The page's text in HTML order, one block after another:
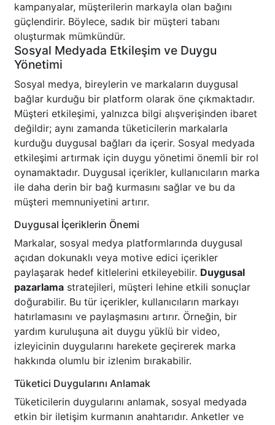
kampanyalar, müşterilerin markayla olan bağını
güçlendirir. Böylece, sadık bir müşteri tabanı
oluşturmak mümkündür.
Sosyal Medyada Etkileşim ve Duygu
Yönetimi
Sosyal medya, bireylerin ve markaların duygusal
bağlar kurduğu bir platform olarak öne çıkmaktadır.
Müşteri etkileşimi, yalnızca bilgi alışverişinden ibaret
değildir; aynı zamanda tüketicilerin markalarla
kurduğu duygusal bağları da içerir. Sosyal medyada
etkileşimi artırmak için duygu yönetimi önemli bir rol
oynamaktadır. Duygusal içerikler, kullanıcıların marka
ile daha derin bir bağ kurmasını sağlar ve bu da
müşteri memnuniyetini artırır.
Duygusal İçeriklerin Önemi
Markalar, sosyal medya platformlarında duygusal
açıdan dokunaklı veya motive edici içerikler
paylaşarak hedef kitlelerini etkileyebilir. Duygusal
pazarlama stratejileri, müşteri lehine etkili sonuçlar
doğurabilir. Bu tür içerikler, kullanıcıların markayı
hatırlamasını ve paylaşmasını artırır. Örneğin, bir
yardım kuruluşuna ait duygu yüklü bir video,
izleyicinin duygularını harekete geçirerek marka
hakkında olumlu bir izlenim bırakabilir.
Tüketici Duygularını Anlamak
Tüketicilerin duygularını anlamak, sosyal medyada
etkin bir iletişim kurmanın anahtarıdır. Anketler ve